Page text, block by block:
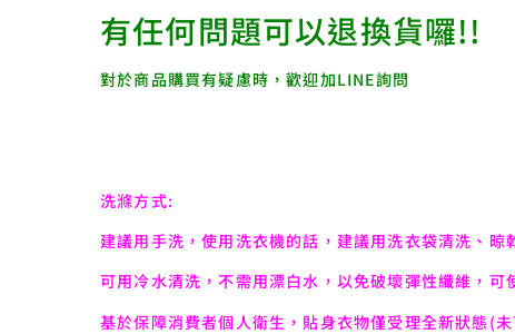
有任何問題可以退換貨囉!!
對於商品購買有疑慮時，歡迎加LINE詢問
洗滌方式:
建議用手洗，使用洗衣機的話，建議用洗衣袋清洗、
可用冷水清洗，不需用漂白水，以免破壞彈性纖維，可
基於保障消費者個人衛生，貼身衣物僅受理全新狀態(